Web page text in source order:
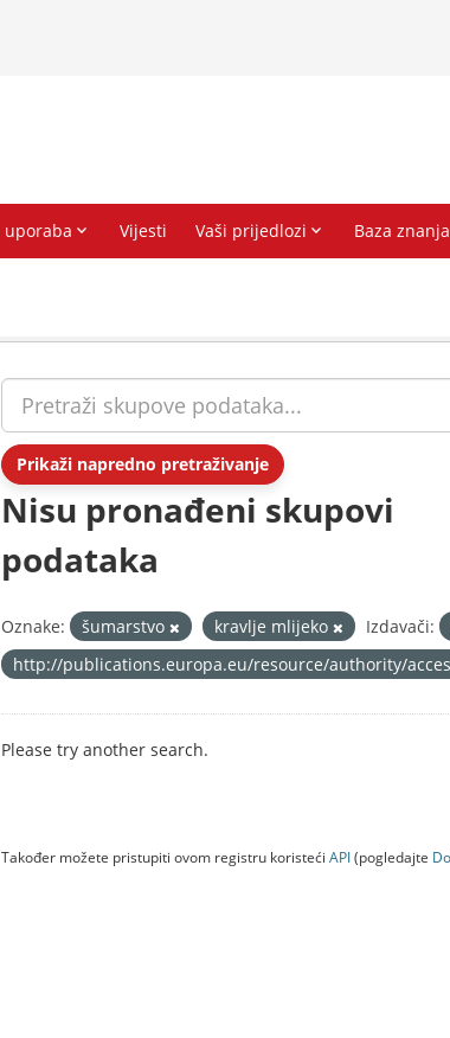
Prikaži napredno pretraživanje
Nisu pronađeni skupovi
podataka
Oznake: šumarstvo kravlje mlijeko Izdavači:
http://publications.europa.eu/resource/authority/
Please try another search.
Također možete pristupiti ovom registru koristeći API(pogledajte